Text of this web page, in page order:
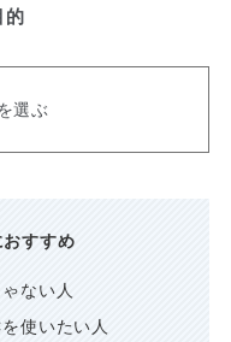
的
選ぶ
すすめ
ない人
使いたい人